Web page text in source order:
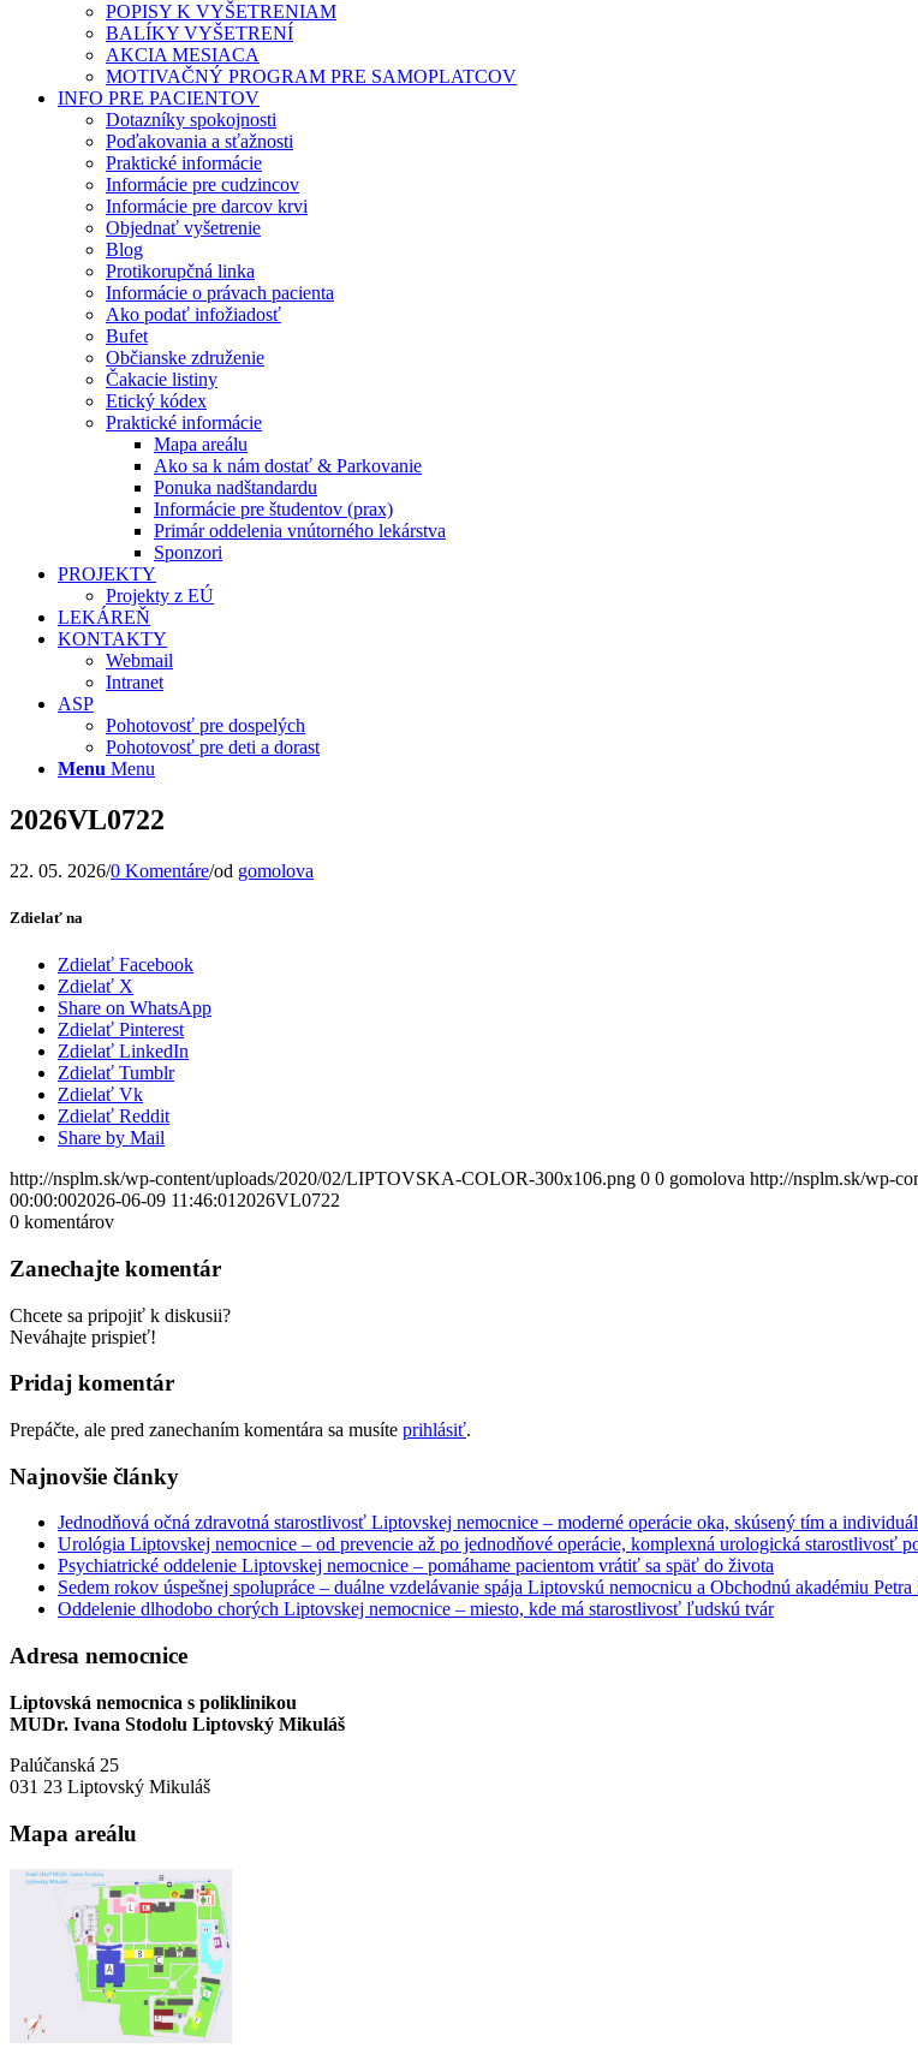
POPISY K VYŠETRENIAM
BALÍKY VYŠETRENÍ
AKCIA MESIACA
MOTIVAČNÝ PROGRAM PRE SAMOPLATCOV
INFO PRE PACIENTOV
Dotazníky spokojnosti
Poďakovania a sťažnosti
Praktické informácie
Informácie pre cudzincov
Informácie pre darcov krvi
Objednať vyšetrenie
Blog
Protikorupčná linka
Informácie o právach pacienta
Ako podať infožiadosť
Bufet
Občianske združenie
Čakacie listiny
Etický kódex
Praktické informácie
Mapa areálu
Ako sa k nám dostať & Parkovanie
Ponuka nadštandardu
Informácie pre študentov (prax)
Primár oddelenia vnútorného lekárstva
Sponzori
PROJEKTY
Projekty z EÚ
LEKÁREŇ
KONTAKTY
Webmail
Intranet
ASP
Pohotovosť pre dospelých
Pohotovosť pre deti a dorast
Menu Menu
2026VL0722
22. 05. 2026/0 Komentáre/od gomolova
Zdielať na
Zdielať Facebook
Zdielať X
Share on WhatsApp
Zdielať Pinterest
Zdielať LinkedIn
Zdielať Tumblr
Zdielať Vk
Zdielať Reddit
Share by Mail
http://nsplm.sk/wp-content/uploads/2020/02/LIPTOVSKA-COLOR-300x106.png 0 0 gomolova http://nsplm.sk/wp-
00:00:002026-06-09 11:46:01 2026VL0722
0 komentárov
Zanechajte komentár
Chcete sa pripojiť k diskusii?
Neváhajte prispieť!
Pridaj komentár
Prepáčte, ale pred zanechaním komentára sa musíte prihlásiť.
Najnovšie články
Jednodňová očná zdravotná starostlivosť Liptovskej nemocnice – moderné operácie oka, skúsený tím a
Urológia Liptovskej nemocnice – od prevencie až po jednodňové operácie, komplexná urologická starostlivosť
Psychiatrické oddelenie Liptovskej nemocnice – pomáhame pacientom vrátiť sa späť do života
Sedem rokov úspešnej spolupráce – duálne vzdelávanie spája Liptovskú nemocnicu a Obchodnú akadémiu
Oddelenie dlhodobo chorých Liptovskej nemocnice – miesto, kde má starostlivosť ľudskú tvár
Adresa nemocnice
Liptovská nemocnica s poliklinikou
MUDr. Ivana Stodolu Liptovský Mikuláš
Palúčanská 25
031 23 Liptovský Mikuláš
Mapa areálu